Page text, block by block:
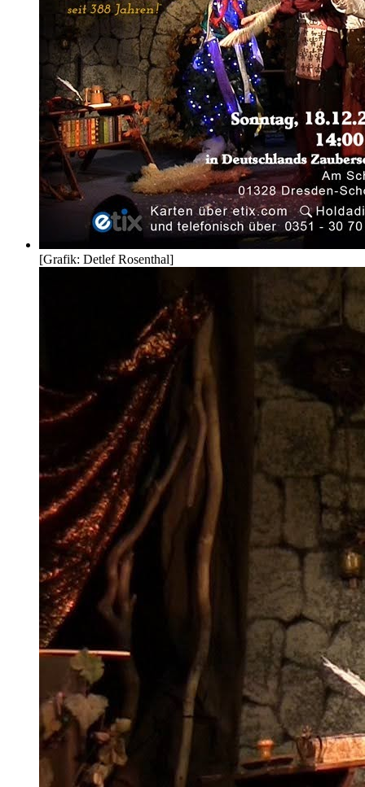
[Grafik: Detlef Rosenthal]